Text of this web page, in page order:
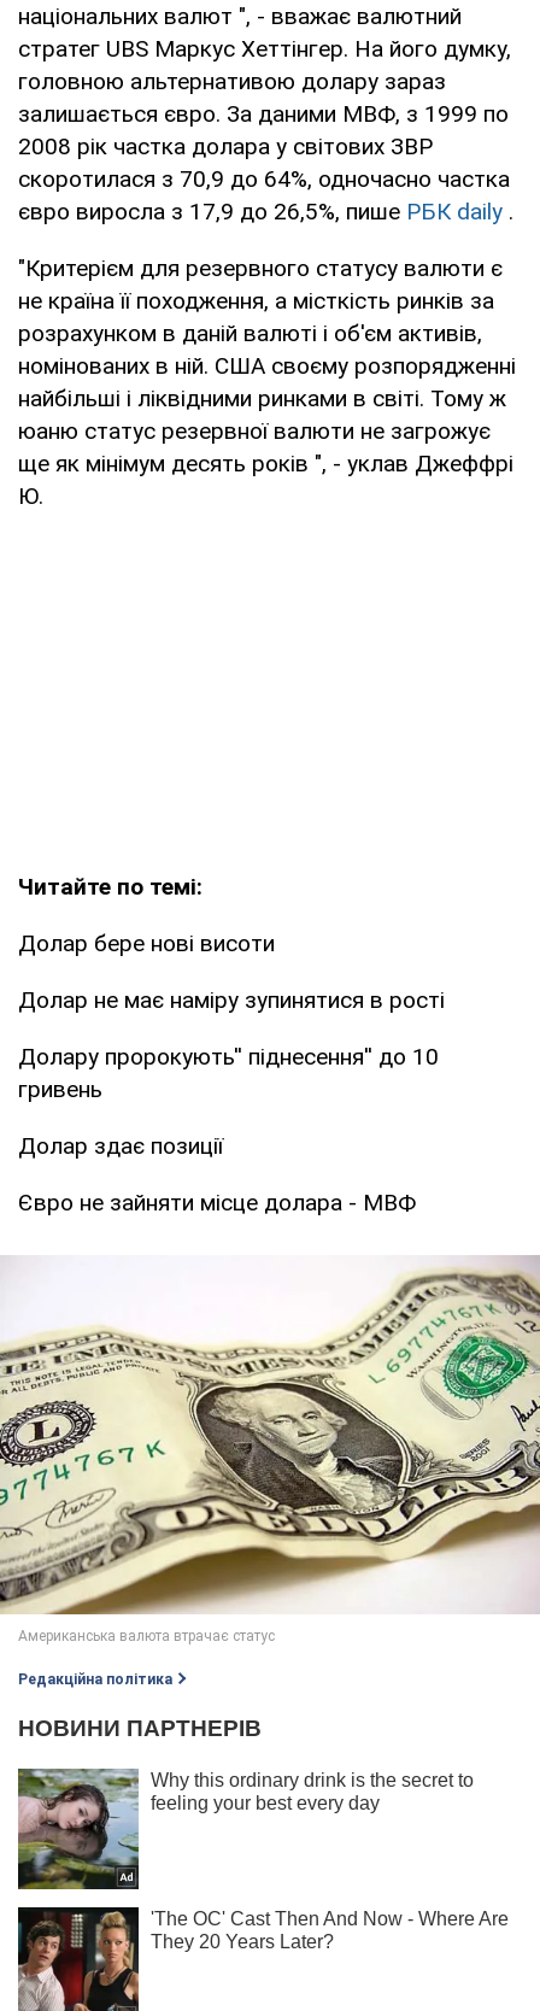
національних валют ", - вважає валютний
стратег UBS Маркус Хеттінгер. На його думку,
головною альтернативою долару зараз
залишається євро. За даними МВФ, з 1999 по
2008 рік частка долара у світових ЗВР
скоротилася з 70,9 до 64%, одночасно частка
євро виросла з 17,9 до 26,5%, пише РБК daily .
"Критерієм для резервного статусу валюти є
не країна її походження, а місткість ринків за
розрахунком в даній валюті і об'єм активів,
номінованих в ній. США своєму розпорядженні
найбільші і ліквідними ринками в світі. Тому ж
юаню статус резервної валюти не загрожує
ще як мінімум десять років ", - уклав Джеффрі
Ю.
Читайте по темі:
Долар бере нові висоти
Долар не має наміру зупинятися в рості
Долару пророкують'' піднесення'' до 10
гривень
Долар здає позиції
Євро не зайняти місце долара - МВФ
Редакційна політика